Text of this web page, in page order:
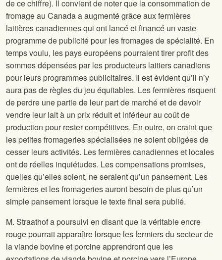
de ce chiffre). Il convient de noter que la consommation de
fromage au Canada a augmenté grâce aux fermières
laitières canadiennes qui ont lancé et financé un vaste
programme de publicité pour les fromages de spécialité. En
temps voulu, les pays européens pourraient tirer profit des
sommes dépensées par les producteurs laitiers canadiens
pour leurs programmes publicitaires. Il est évident qu’il n’y
aura pas de règles du jeu équitables. Les fermières risquent
de perdre une partie de leur part de marché et de devoir
vendre leur lait à un prix réduit et inférieur au coût de
production pour rester compétitives. En outre, on craint que
les petites fromageries spécialisées ne soient obligées de
cesser leurs activités. Les fermières canadiennes et locales
ont de réelles inquiétudes. Les compensations promises,
quelles qu’elles soient, ne seraient qu’un pansement. Les
fermières et les fromageries auront besoin de plus qu’un
simple pansement lorsque le texte final sera publié.
M. Straathof a poursuivi en disant que la véritable encre
rouge pourrait apparaître lorsque les fermiers du secteur de
la viande bovine et porcine apprendront que les